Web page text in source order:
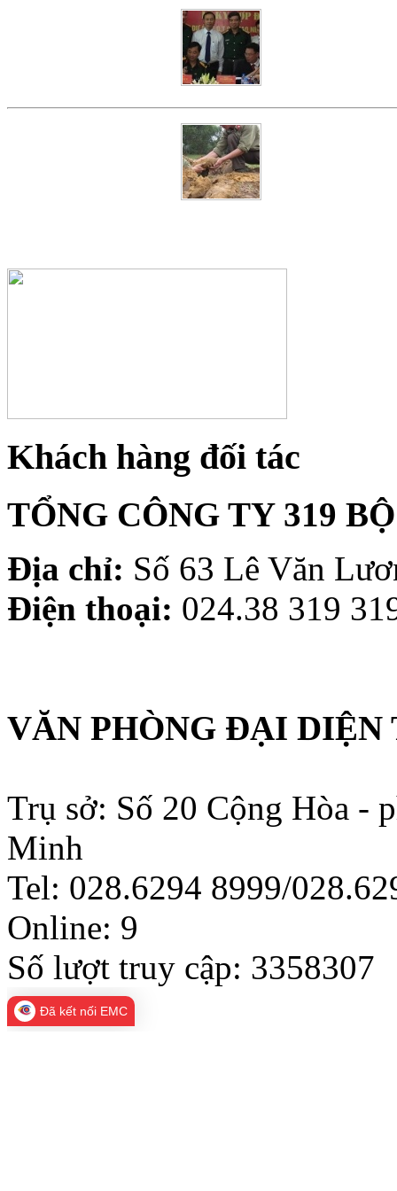
Khách hàng đối tác
TỔNG CÔNG TY 319
Địa chỉ: Số 63 Lê Văn
Điện thoại: 024.38 319
VĂN PHÒNG ĐẠI
Trụ sở: Số 20 Cộng Hòa -
Minh
Tel: 028.6294 8999/
Online: 9
Số lượt truy cập: 3358307
Đã kết nối EMC